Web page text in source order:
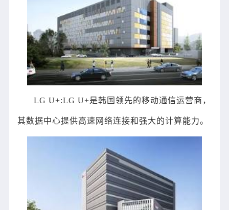
LG U+:LG U+是韩国领先的移动通信运营商，
其数据中心提供高速网络连接和强大的计算能力。